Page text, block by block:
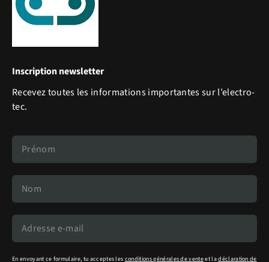
Inscription newsletter
Recevez toutes les informations importantes sur l’electro-
tec.
En envoyant ce formulaire, tu acceptes les conditions générales de venteet ladéclaration de